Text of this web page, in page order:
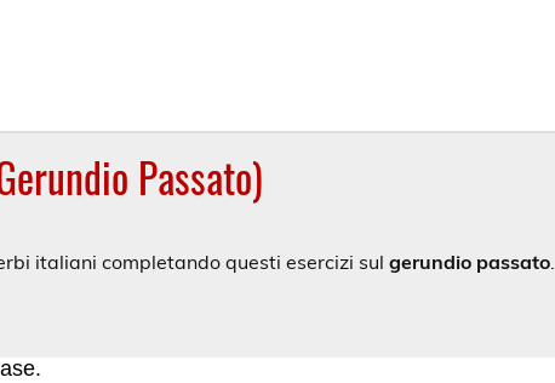
Passato)
italiani completando questi esercizi sulgerundio passato.